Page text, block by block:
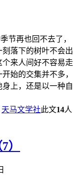
节再也回不去了，
落下的树叶不会出
来人间好不容易走
始的交集并不多，
上，还是以一种自
天马文学社此文14人